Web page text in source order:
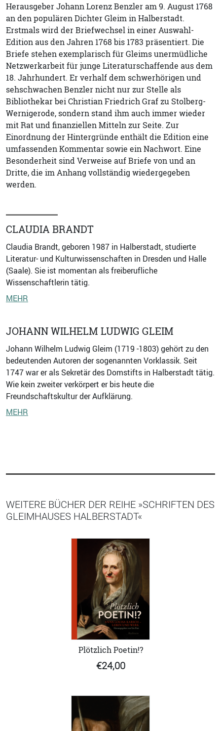
Herausgeber Johann Lorenz Benzler am 9. August 1768
an den populären Dichter Gleim in Halberstadt.
Erstmals wird der Briefwechsel in einer Auswahl-
Edition aus den Jahren 1768 bis 1783 präsentiert. Die
Briefe stehen exemplarisch für Gleims unermüdliche
Netzwerkarbeit für junge Literaturschaffende aus dem
18. Jahrhundert. Er verhalf dem schwerhörigen und
sehschwachen Benzler nicht nur zur Stelle als
Bibliothekar bei Christian Friedrich Graf zu Stolberg-
Wernigerode, sondern stand ihm auch immer wieder
mit Rat und finanziellen Mitteln zur Seite. Zur
Einordnung der Hintergründe enthält die Edition eine
umfassenden Kommentar sowie ein Nachwort. Eine
Besonderheit sind Verweise auf Briefe von und an
Dritte, die im Anhang vollständig wiedergegeben
werden.
CLAUDIA BRANDT
Claudia Brandt, geboren 1987 in Halberstadt, studierte
Literatur- und Kulturwissenschaften in Dresden und Halle
(Saale). Sie ist momentan als freiberufliche
Wissenschaftlerin tätig.
MEHR
JOHANN WILHELM LUDWIG GLEIM
Johann Wilhelm Ludwig Gleim (1719 -1803) gehört zu den
bedeutenden Autoren der sogenannten Vorklassik. Seit
1747 war er als Sekretär des Domstifts in Halberstadt tätig.
Wie kein zweiter verkörpert er bis heute die
Freundschaftskultur der Aufklärung.
MEHR
WEITERE BÜCHER DER REIHE »SCHRIFTEN DES
GLEIMHAUSES HALBERSTADT«
Plötzlich Poetin!?
€24,00